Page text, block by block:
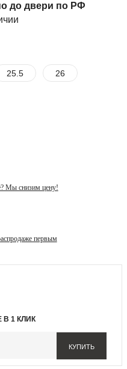
до двери по РФ
25.5 26
Мы снизим цену!
первым
1 КЛИК
КУПИТЬ